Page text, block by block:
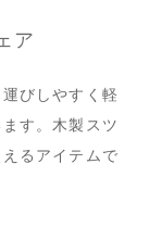
ア
びしやすく軽
す。木製スツ
るアイテムで